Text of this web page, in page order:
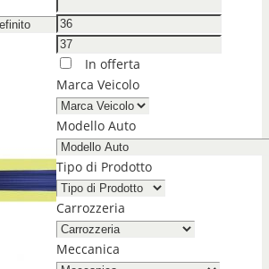
In offerta
Marca Veicolo
Modello Auto
Tipo di Prodotto
Carrozzeria
Meccanica